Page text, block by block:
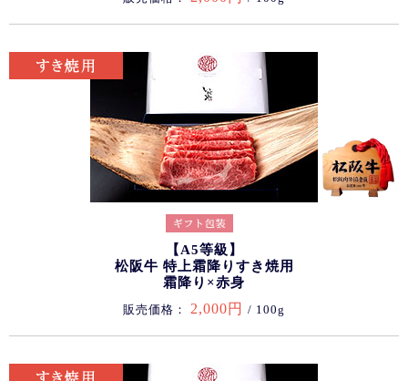
【A5等級】
松阪牛 特上霜降りすき焼用
霜降り×赤身
販売価格： 2,000円 / 100g